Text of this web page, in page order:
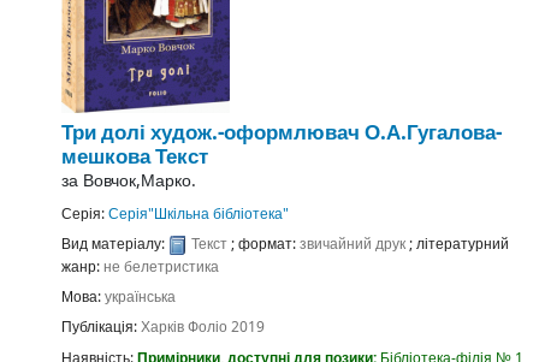
Три долі худож.-оформлювач О.А.Гугалова-
мешковаТекст
за Вовчок,Марко.
Серія:Серія"Шкільна бібліотека"
Вид матеріалу:
Текст; формат:звичайний друк; літературний
жанр:не белетристика
Мова:українська
Публікація:ХарківФоліо 2019